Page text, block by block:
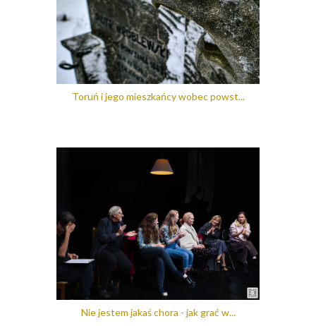
Toruń i jego mieszkańcy wobec powst...
Nie jestem jakaś chora - jak grać w...